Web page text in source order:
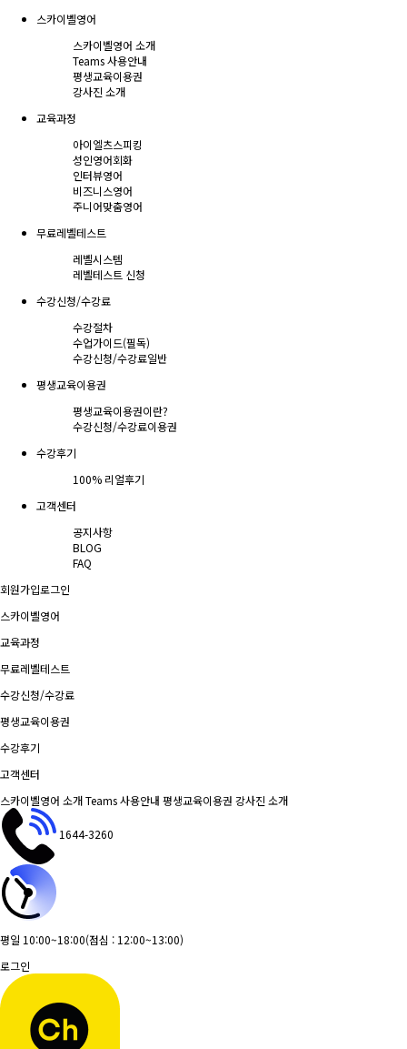
스카이벨영어
스카이벨영어 소개
Teams 사용안내
평생교육이용권
강사진 소개
교육과정
아이엘츠스피킹
성인영어회화
인터뷰영어
비즈니스영어
주니어맞춤영어
무료레벨테스트
레벨시스템
레벨테스트 신청
수강신청/수강료
수강절차
수업가이드(필독)
수강신청/수강료일반
평생교육이용권
평생교육이용권이란?
수강신청/수강료이용권
수강후기
100% 리얼후기
고객센터
공지사항
BLOG
FAQ
회원가입로그인
스카이벨영어
교육과정
무료레벨테스트
수강신청/수강료
평생교육이용권
수강후기
고객센터
스카이벨영어 소개Teams 사용안내 평생교육이용권 강사진 소개
1644-3260
평일 10:00~18:00(점심 : 12:00~13:00)
로그인